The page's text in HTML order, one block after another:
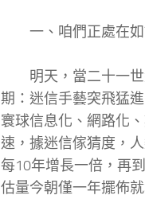
一、咱們正處在如
明天，當二十一世
期：迷信手藝突飛猛
寰球信息化、網路化
速，據迷信傢猜度，
每10年增長一倍，再
估量今朝僅一年擺佈